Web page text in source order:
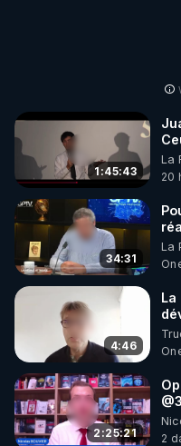
1:45:43
La
20
34:31
on
La
4:46
La
2:25:21
2